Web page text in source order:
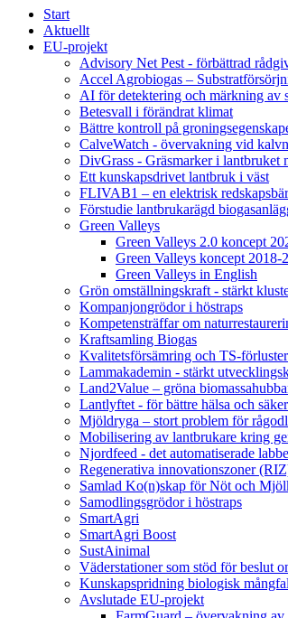
Start
Aktuellt
EU-projekt
Advisory Net Pest - förbättrad
Accel Agrobiogas –
AI för detektering och märkning av
Betesvall i förändrat klimat
Bättre kontroll på
CalveWatch - övervakning vid
DivGrass - Gräsmarker i lantbruket
Ett kunskapsdrivet lantbruk i väst
FLIVAB1 – en elektrisk
Förstudie lantbrukarägd
Green Valleys
Green Valleys 2.0 koncept
Green Valleys koncept 2018-
Green Valleys in English
Grön omställningskraft - stärkt
Kompanjongrödor i höstraps
Kompetensträffar om
Kraftsamling Biogas
Kvalitetsförsämring och TS-
Lammakademin - stärkt
Land2Value – gröna
Lantlyftet - för bättre hälsa och
Mjöldryga – stort problem för
Mobilisering av lantbrukare kring
Njordfeed - det automatiserade
Regenerativa innovationszoner
Samlad Ko(n)skap för Nöt och
Samodlingsgrödor i höstraps
SmartAgri
SmartAgri Boost
SustAinimal
Väderstationer som stöd för beslut
Kunskapspridning biologisk
Avslutade EU-projekt